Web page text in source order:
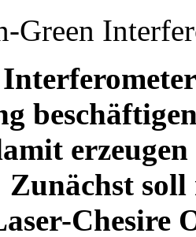
Green
erzeugen
Chesire